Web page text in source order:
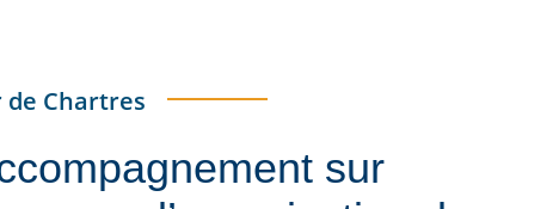
Chartres
sur